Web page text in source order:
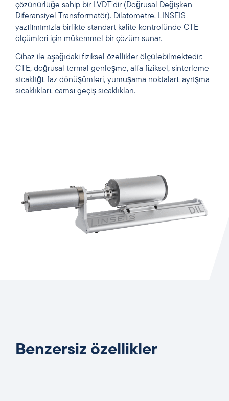
çözünürlüğe sahip bir LVDT’dir (Doğrusal Değişken
Diferansiyel Transformatör). Dilatometre, LINSEIS
yazılımımızla birlikte standart kalite kontrolünde CTE
ölçümleri için mükemmel bir çözüm sunar.
Cihaz ile aşağıdaki fiziksel özellikler ölçülebilmektedir:
CTE, doğrusal termal genleşme, alfa fiziksel, sinterleme
sıcaklığı, faz dönüşümleri, yumuşama noktaları, ayrışma
sıcaklıkları, camsı geçiş sıcaklıkları.
Benzersiz özellikler